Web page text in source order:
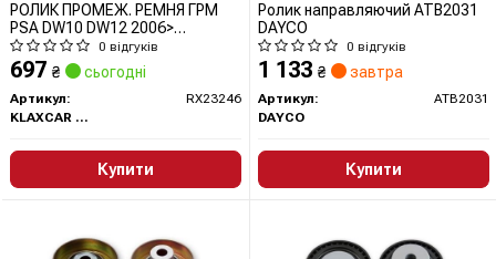
РОЛИК ПРОМЕЖ. РЕМНЯ ГРМ
PSA DW10 DW12 2006>
(GE359.29) (KD459.54)
0 відгуків
697 ₴ сьогодні
Артикул:
RX23246
KLAXCAR FRANCE
Купити
Ролик направляючий ATB2031
DAYCO
0 відгуків
1 133 ₴ завтра
Артикул:
ATB2031
DAYCO
Купити